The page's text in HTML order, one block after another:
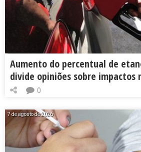
Aumento do percentual de
divide opiniões sobre impactos
0
7 de agosto de 2026